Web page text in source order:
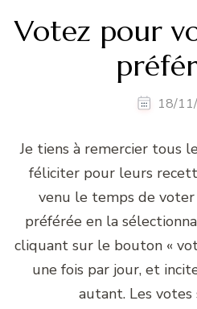
Votez pour
18/
Je tiens à remercier tous
féliciter pour leurs
venu le temps de
préférée en la
cliquant sur le bouton «
une fois par jour, et
autant. Les